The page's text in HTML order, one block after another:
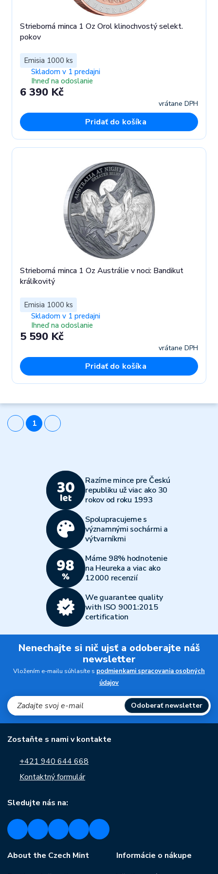
Strieborná minca 1 Oz Orol klinochvostý selekt.
pokov
Emisia 1000 ks
Skladom v 1 predajni
Ihneď na odoslanie
6 390 Kč
vrátane DPH
Pridať do košíka
Strieborná minca 1 Oz Austrálie v noci: Bandikut
králíkovitý
Emisia 1000 ks
Skladom v 1 predajni
Ihneď na odoslanie
5 590 Kč
vrátane DPH
Pridať do košíka
1
Razíme mince pre Českú
republiku už viac ako 30
rokov od roku 1993
Spolupracujeme s
významnými sochármi a
výtvarníkmi
Máme 98% hodnotenie
na Heureka a viac ako
12000 recenzií
We guarantee quality
with ISO 9001:2015
certification
Nenechajte si nič ujsť a odoberajte náš
newsletter
Vložením e-mailu súhlasíte s podmienkami spracovania osobných
údajov
Odoberať newsletter
Zostaňte s nami v kontakte
+421 940 644 668
Kontaktný formulár
Sledujte nás na:
About the Czech Mint Informácie o nákupe